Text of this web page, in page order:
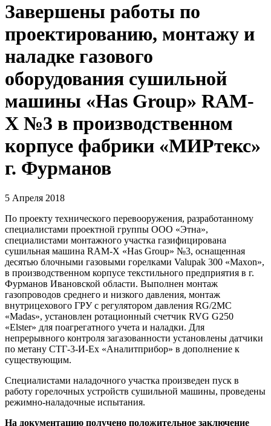
Завершены работы по
проектированию, монтажу и
наладке газового
оборудования сушильной
машины «Has Group» RAM-
X №3 в производственном
корпусе фабрики «МИРтекс»
г. Фурманов
5 Апреля 2018
По проекту технического перевооружения, разработанному
специалистами проектной группы ООО «Этна»,
специалистами монтажного участка газифицирована
сушильная машина RAM-X «Has Group» №3, оснащенная
десятью блочными газовыми горелками Valupak 300 «Maxon»,
в производственном корпусе текстильного предприятия в г.
Фурманов Ивановской области. Выполнен монтаж
газопроводов среднего и низкого давления, монтаж
внутрицехового ГРУ с регулятором давления RG/2MС
«Madas», установлен ротационный счетчик RVG G250
«Elster» для поагрегатного учета и наладки. Для
непрерывного контроля загазованности установлены датчики
по метану СТГ-3-И-Ех «Аналитприбор» в дополнение к
существующим.
Специалистами наладочного участка произведен пуск в
работу горелочных устройств сушильной машины, проведены
режимно-наладочные испытания.
На документацию получено положительное заключение